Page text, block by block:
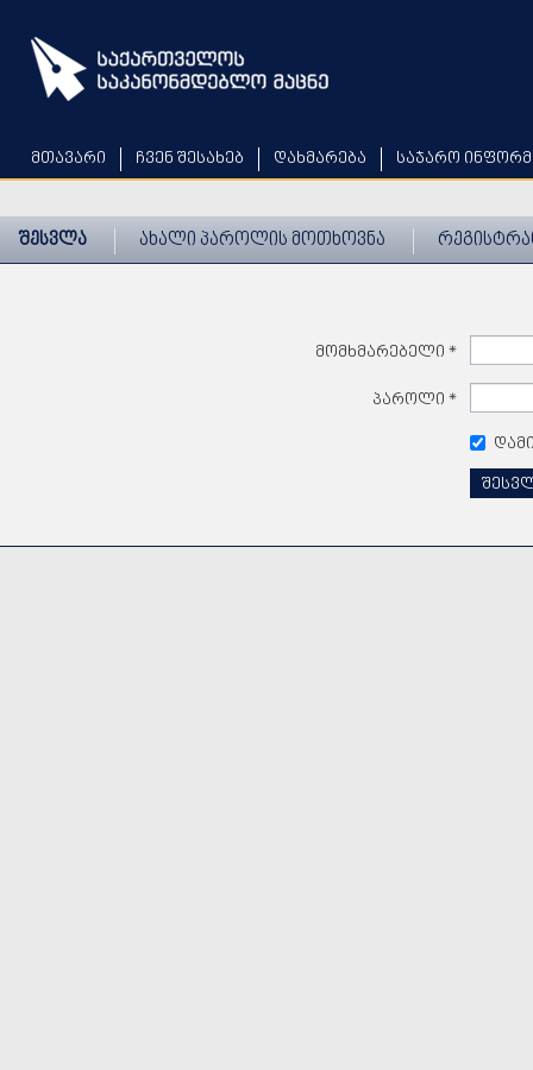
main
content
მთავარი ჩვენ შესახებ დახმარება საჯარო
შესვლა ახალი პაროლის მოთხოვნა
მომხმარებელი *
პაროლი *